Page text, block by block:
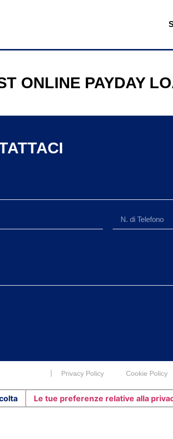
ONLINE PAYDAY
Privacy Policy Cookie Policy
Le tue preferenze relative alla